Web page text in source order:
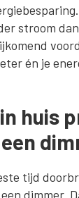
stroom
én je
huis
tijd
dimmer.